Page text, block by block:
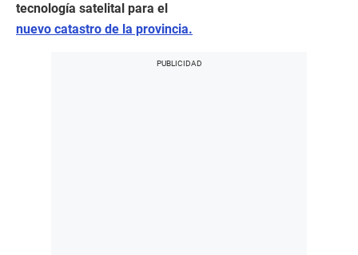
tecnología satelital para el
nuevo catastro de la provincia.